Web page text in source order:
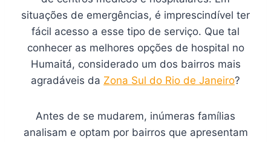
situações de emergências, é imprescindível ter
fácil acesso a esse tipo de serviço. Que tal
conhecer as melhores opções de hospital no
Humaitá, considerado um dos bairros mais
agradáveis da Zona Sul do Rio de Janeiro?
Antes de se mudarem, inúmeras famílias
analisam e optam por bairros que apresentam